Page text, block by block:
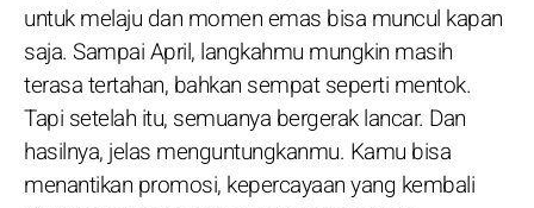
untuk melaju dan momen emas bisa muncul kapan
saja. Sampai April, langkahmu mungkin masih
terasa tertahan, bahkan sempat seperti mentok.
Tapi setelah itu, semuanya bergerak lancar. Dan
hasilnya, jelas menguntungkanmu. Kamu bisa
menantikan promosi, kepercayaan yang kembali